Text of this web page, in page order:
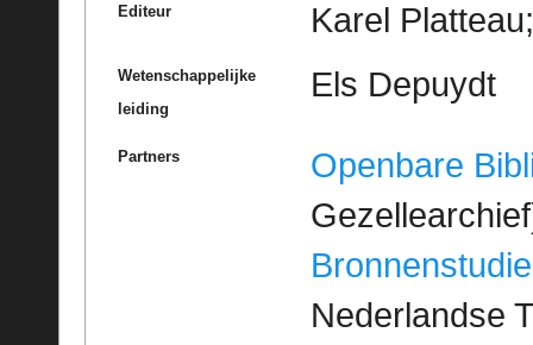
Editeur Karel
Wetenschappelijke
leiding
Els Depuydt
Partners
Openbare
Bronnenstudie
Nederlandse